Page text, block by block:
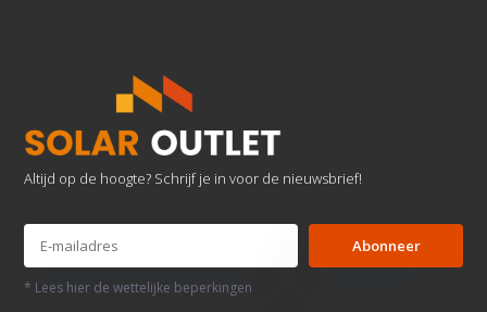
Altijd op de hoogte? Schrijf je in voor de nieuwsbrief!
Abonneer
* Lees hier de wettelijke beperkingen